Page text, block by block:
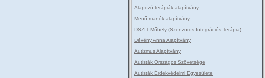
Alapozó terápiák alapítvány
Menő manók alapítvány
DSZIT Műhely (Szenzoros Integrációs Terápia)
Dévény Anna Alapítvány
Autizmus Alapítvány
Autisták Országos Szövetsége
Autisták Érdekvédelmi Egyesülete